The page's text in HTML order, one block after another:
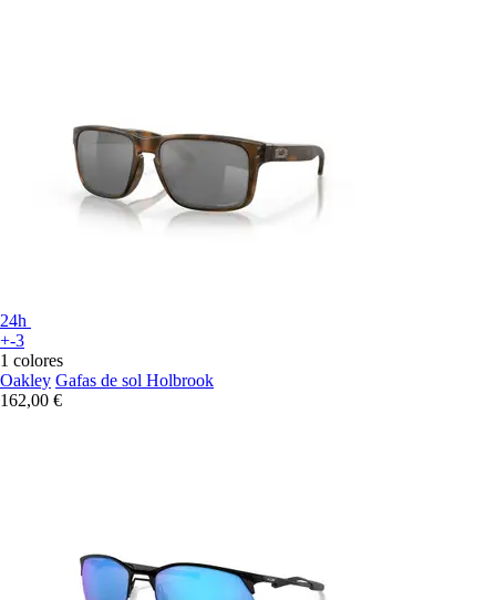
24h
+-3
1 colores
Oakley Gafas de sol Holbrook
162,00 €